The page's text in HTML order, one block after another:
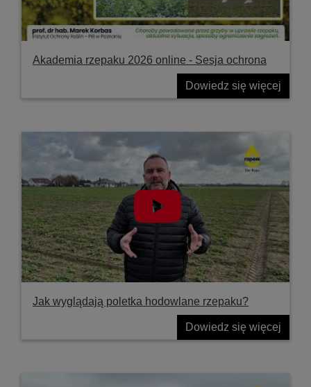
Akademia rzepaku 2026 online - Sesja ochrona
Dowiedz się więcej
Jak wyglądają poletka hodowlane rzepaku?
Dowiedz się więcej